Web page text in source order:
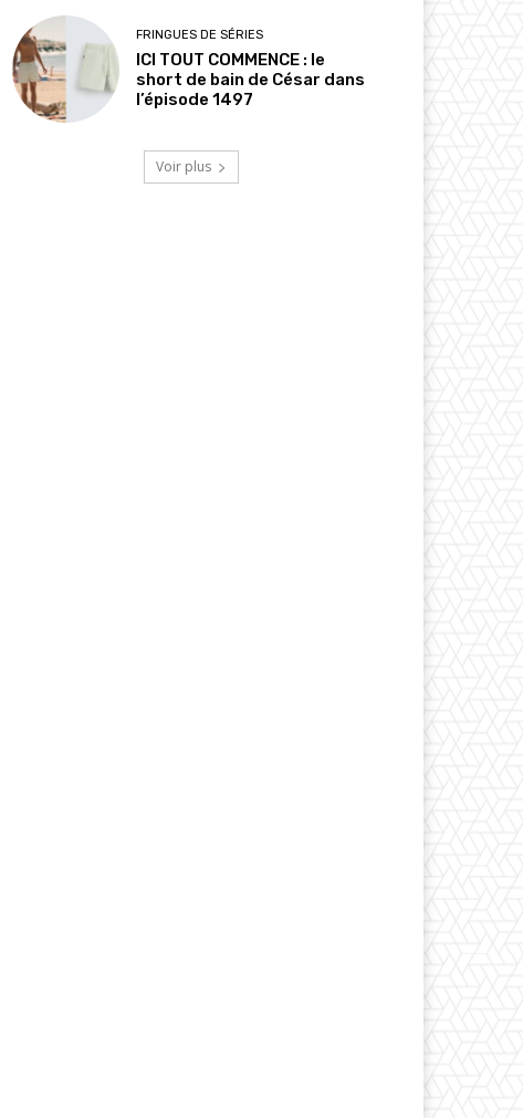
FRINGUES DE SÉRIES
ICI TOUT COMMENCE : le
short de bain de César dans
l’épisode 1497
Voir plus